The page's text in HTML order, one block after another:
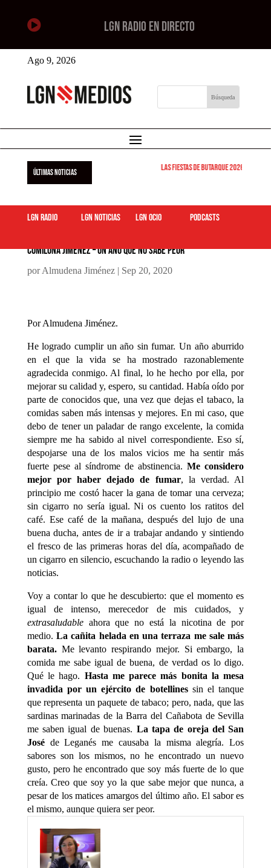
 LGN RADIO EN DIRECTO
Ago 9, 2026
ÚLTIMAS NOTICIAS Las Fiestas de Butarque 2026 arrancan
LGN Radio LGN Noticias LGN ocio podcasts
Comilona Jiménez – Un año que no sabe peor
porAlmudena Jiménez| Sep 20, 2020
Por Almudena Jiménez.
He logrado cumplir un año sin fumar. Un año aburrido
en el que la vida se ha mostrado razonablemente
agradecida conmigo. Al final, lo he hecho por ella, por
mejorar su calidad y, espero, su cantidad. Había oído por
parte de conocidos que, una vez que dejas el tabaco, la
comidas saben más intensas y mejores. En mi caso, que
debo de tener un paladar de rango excelente, la comida
siempre me ha sabido al nivel correspondiente. Eso sí,
despojarse una de los malos vicios me ha sentir más
fuerte pese al síndrome de abstinencia.Me considero
mejor por haber dejado de fumar, la verdad. Al
principio me costó hacer la gana de tomar una cerveza;
sin cigarro no sería igual. Ni os cuento los ratitos del
café. Ese café de la mañana, después del lujo de una
buena ducha, antes de ir a trabajar andando y sintiendo
el fresco de las primeras horas del día, acompañado de
un cigarro en silencio, escuchando la radio o leyendo las
noticias.
Voy a contar lo que he descubierto: que el momento es
igual de intenso, merecedor de mis cuidados, y
extrasaludableahora que no está la nicotina de por
medio.La cañita helada en una terraza me sale más
barata.Me levanto respirando mejor. Si embargo, la
comida me sabe igual de buena, de verdad os lo digo.
Qué le hago. Hasta me parece más bonita la mesa
invadida por un ejército de botellinessin el tanque
que representa un paquete de tabaco; pero, nada, que las
sardinas marinadas de la Barra del Cañabota de Sevilla
me saben igual de buenas. La tapa de oreja del San
Joséde Leganés me causaba la misma alegría. Los
sabores son los mismos, no he encontrado un nuevo
gusto, pero he encontrado que soy más fuerte de lo que
creía. Creo que soy yo la que sabe mejor que nunca, a
pesar de los matices amargos del último año. El sabor es
el mismo, aunque quiera ser peor.